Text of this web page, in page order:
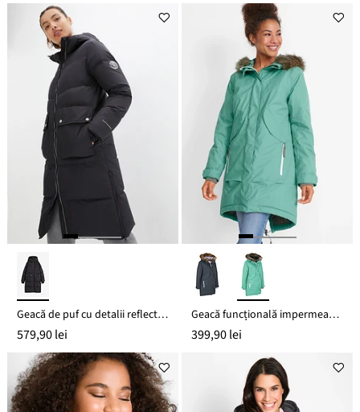
Geacă de puf cu detalii reflectorizante
579,90 lei
Geacă funcțională impermeabilă
399,90 lei